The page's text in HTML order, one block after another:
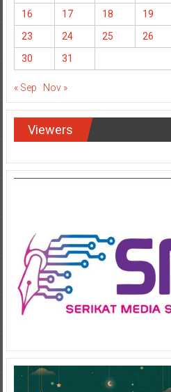
16
17 18 19
23
24 25 26
30
31
« Sep Nov »
Viewers